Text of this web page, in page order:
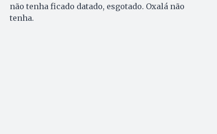
não tenha ficado datado, esgotado. Oxalá não
tenha.